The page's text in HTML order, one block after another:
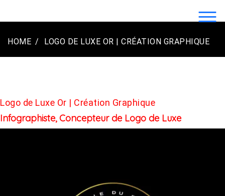
content
LOGO2LUXE.COM | CRÉATION LOGO
HOME LOGO DE LUXE OR | CRÉATION GRAPHIQUE
Logo de Luxe Or | Création Graphique
Infographiste, Concepteur de Logo de Luxe